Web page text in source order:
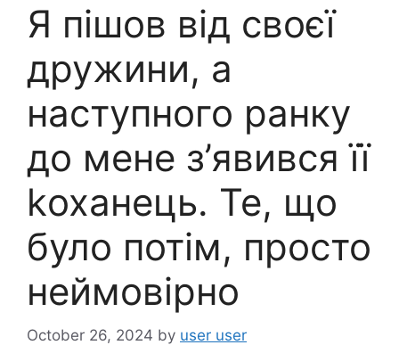
Я пішов від своєї
дружини, а
наступного ранку
до мене з’явився її
kоханець. Те, що
було потім, просто
неймовірно
October 26, 2024 by user user